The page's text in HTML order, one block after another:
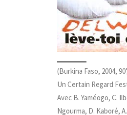
(Burkina Faso, 2004,
Un Certain Regard
Avec B. Yaméogo, C.
Ngourma, D. Kaboré,